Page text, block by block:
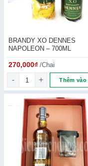
BRANDY XO DENNES
NAPOLEON – 700ML
270,000₫ /Chai
BRANDY XO DENNES
Thêm vào